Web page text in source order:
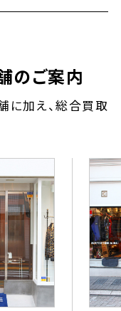
のご案内
に加え、総合買取